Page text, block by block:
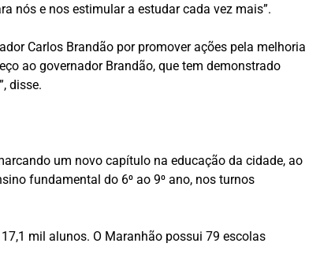
nós e nos estimular a estudar cada vez mais”.
Carlos Brandão por promover ações pela melhoria
ao governador Brandão, que tem demonstrado
disse.
um novo capítulo na educação da cidade, ao
fundamental do 6⁰ ao 9⁰ ano, nos turnos
mil alunos. O Maranhão possui 79 escolas